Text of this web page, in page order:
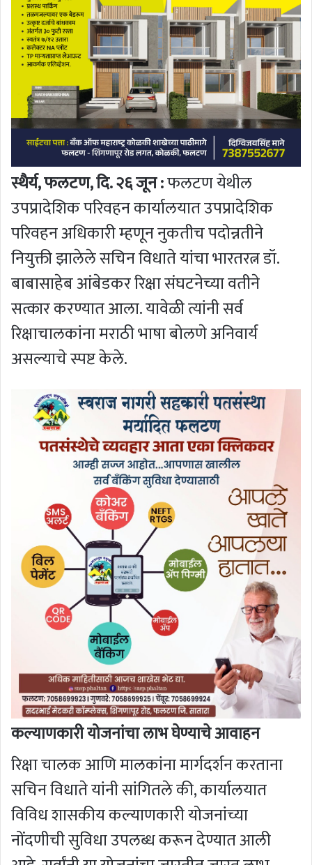
स्थैर्य, फलटण, दि. २६ जून :फलटण येथील
उपप्रादेशिक परिवहन कार्यालयात उपप्रादेशिक
परिवहन अधिकारी म्हणून नुकतीच पदोन्नतीने
नियुक्ती झालेले सचिन विधाते यांचा भारतरत्न डॉ.
बाबासाहेब आंबेडकर रिक्षा संघटनेच्या वतीने
सत्कार करण्यात आला. यावेळी त्यांनी सर्व
रिक्षाचालकांना मराठी भाषा बोलणे अनिवार्य
असल्याचे स्पष्ट केले.
कल्याणकारी योजनांचा लाभ घेण्याचे आवाहन
रिक्षा चालक आणि मालकांना मार्गदर्शन करताना
सचिन विधाते यांनी सांगितले की, कार्यालयात
विविध शासकीय कल्याणकारी योजनांच्या
नोंदणीची सुविधा उपलब्ध करून देण्यात आली